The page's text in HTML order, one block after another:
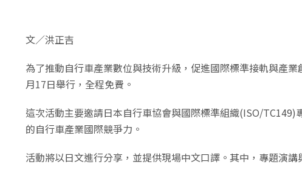
文／洪正吉
為了推動自行車產業數位與技術升級，促進國際標準接軌與產
月17日舉行，全程免費。
這次活動主要邀請日本自行車協會與國際標準組織(ISO/
的自行車產業國際競爭力。
活動將以日文進行分享，並提供現場中文口譯。其中，專題演